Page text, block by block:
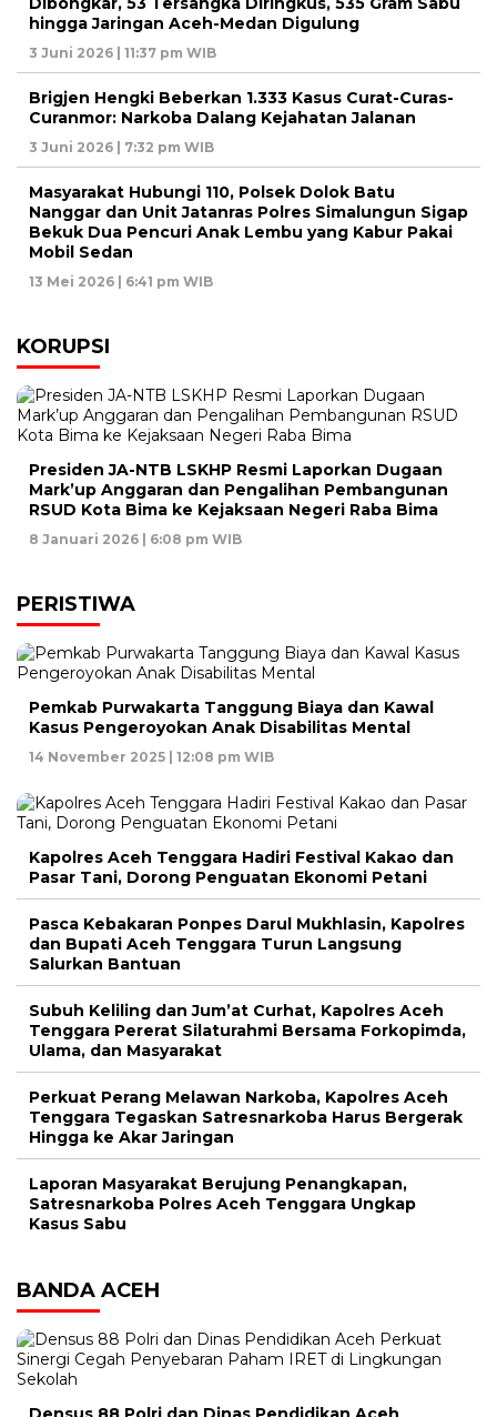
hingga Jaringan Aceh-Medan Digulung
3 Juni 2026 | 11:37 pm WIB
Brigjen Hengki Beberkan 1.333 Kasus Curat-Curas-
Curanmor: Narkoba Dalang Kejahatan Jalanan
3 Juni 2026 | 7:32 pm WIB
Masyarakat Hubungi 110, Polsek Dolok Batu
Nanggar dan Unit Jatanras Polres Simalungun Sigap
Bekuk Dua Pencuri Anak Lembu yang Kabur Pakai
Mobil Sedan
13 Mei 2026 | 6:41 pm WIB
KORUPSI
Presiden JA-NTB LSKHP Resmi Laporkan Dugaan
Mark’up Anggaran dan Pengalihan Pembangunan
RSUD Kota Bima ke Kejaksaan Negeri Raba Bima
8 Januari 2026 | 6:08 pm WIB
PERISTIWA
Pemkab Purwakarta Tanggung Biaya dan Kawal
Kasus Pengeroyokan Anak Disabilitas Mental
14 November 2025 | 12:08 pm WIB
Kapolres Aceh Tenggara Hadiri Festival Kakao dan
Pasar Tani, Dorong Penguatan Ekonomi Petani
Pasca Kebakaran Ponpes Darul Mukhlasin, Kapolres
dan Bupati Aceh Tenggara Turun Langsung
Salurkan Bantuan
Subuh Keliling dan Jum’at Curhat, Kapolres Aceh
Tenggara Pererat Silaturahmi Bersama Forkopimda,
Ulama, dan Masyarakat
Perkuat Perang Melawan Narkoba, Kapolres Aceh
Tenggara Tegaskan Satresnarkoba Harus Bergerak
Hingga ke Akar Jaringan
Laporan Masyarakat Berujung Penangkapan,
Satresnarkoba Polres Aceh Tenggara Ungkap
Kasus Sabu
BANDA ACEH